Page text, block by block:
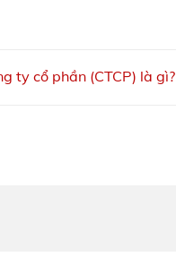
ty cổ phần (CTCP) là gì?